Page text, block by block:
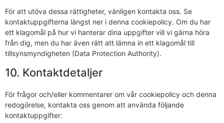
För att utöva dessa rättigheter, vänligen kontakta oss. Se
kontaktuppgifterna längst ner i denna cookiepolicy. Om du har
ett klagomål på hur vi hanterar dina uppgifter vill vi gärna höra
från dig, men du har även rätt att lämna in ett klagomål till
tillsynsmyndigheten (Data Protection Authority).
10. Kontaktdetaljer
För frågor och/eller kommentarer om vår cookiepolicy och denna
redogörelse, kontakta oss genom att använda följande
kontaktuppgifter: